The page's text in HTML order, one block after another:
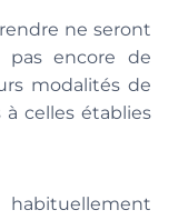
ne seront
pas encore de
modalités de
celles établies